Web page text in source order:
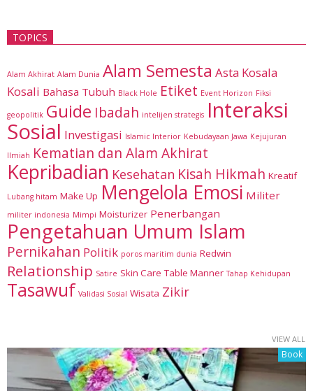
TOPICS
Alam Akhirat Alam Dunia Alam Semesta Asta Kosala
Kosali Bahasa Tubuh Black Hole Etiket Event Horizon Fiksi
geopolitik Guide Ibadah intelijen strategis Interaksi
Sosial Investigasi Islamic Interior Kebudayaan Jawa Kejujuran
Ilmiah Kematian dan Alam Akhirat
Kepribadian Kesehatan Kisah Hikmah Kreatif
Lubang hitam Make Up Mengelola Emosi Militer
militer indonesia Mimpi Moisturizer Penerbangan
Pengetahuan Umum Islam
Pernikahan Politik poros maritim dunia Redwin
Relationship Satire Skin Care Table Manner Tahap Kehidupan
Tasawuf Validasi Sosial Wisata Zikir
VIEW ALL
Book